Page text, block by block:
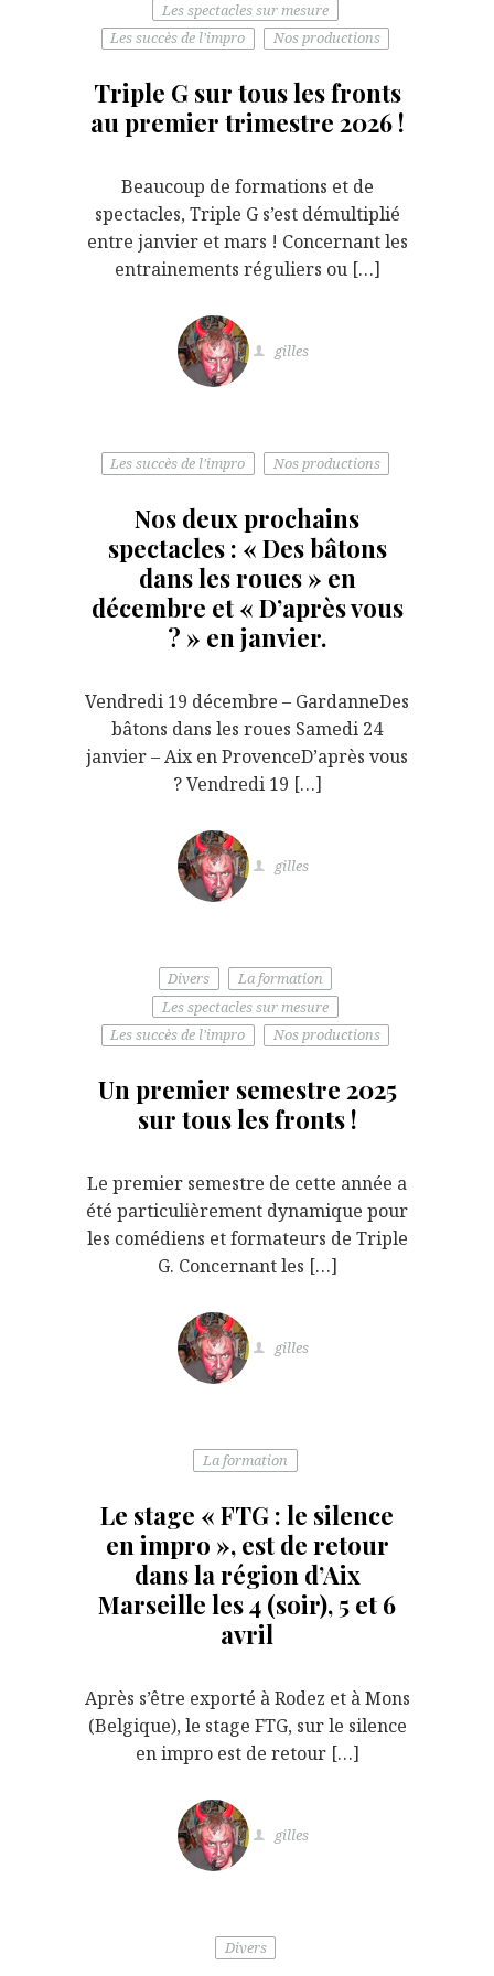
Les spectacles sur mesure
Les succès de l'impro
Nos productions
Triple G sur tous les fronts
au premier trimestre 2026 !
Beaucoup de formations et de
spectacles, Triple G s’est démultiplié
entre janvier et mars ! Concernant les
entrainements réguliers ou […]
gilles
Les succès de l'impro Nos productions
Nos deux prochains
spectacles : « Des bâtons
dans les roues » en
décembre et « D’après vous
? » en janvier.
Vendredi 19 décembre – GardanneDes
bâtons dans les roues Samedi 24
janvier – Aix en ProvenceD’après vous
? Vendredi 19 […]
gilles
Divers
La formation
Les spectacles sur mesure
Les succès de l'impro
Nos productions
Un premier semestre 2025
sur tous les fronts !
Le premier semestre de cette année a
été particulièrement dynamique pour
les comédiens et formateurs de Triple
G. Concernant les […]
gilles
La formation
Le stage « FTG : le silence
en impro », est de retour
dans la région d’Aix
Marseille les 4 (soir), 5 et 6
avril
Après s’être exporté à Rodez et à Mons
(Belgique), le stage FTG, sur le silence
en impro est de retour […]
gilles
Divers